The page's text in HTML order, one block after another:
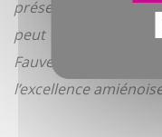
présence du
peut faire
Fauvet, fier d’avoir
l’excellence